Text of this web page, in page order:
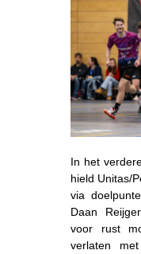
In het
hield Unitas/
via
Daan
voor rust
verlaten